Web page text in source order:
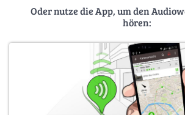
Oder nutze die App, um den
hören: